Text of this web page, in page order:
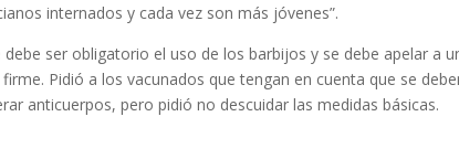
internados y cada vez son más jóvenes”.
ser obligatorio el uso de los barbijos y se debe apelar a
Pidió a los vacunados que tengan en cuenta que se
anticuerpos, pero pidió no descuidar las medidas básicas.